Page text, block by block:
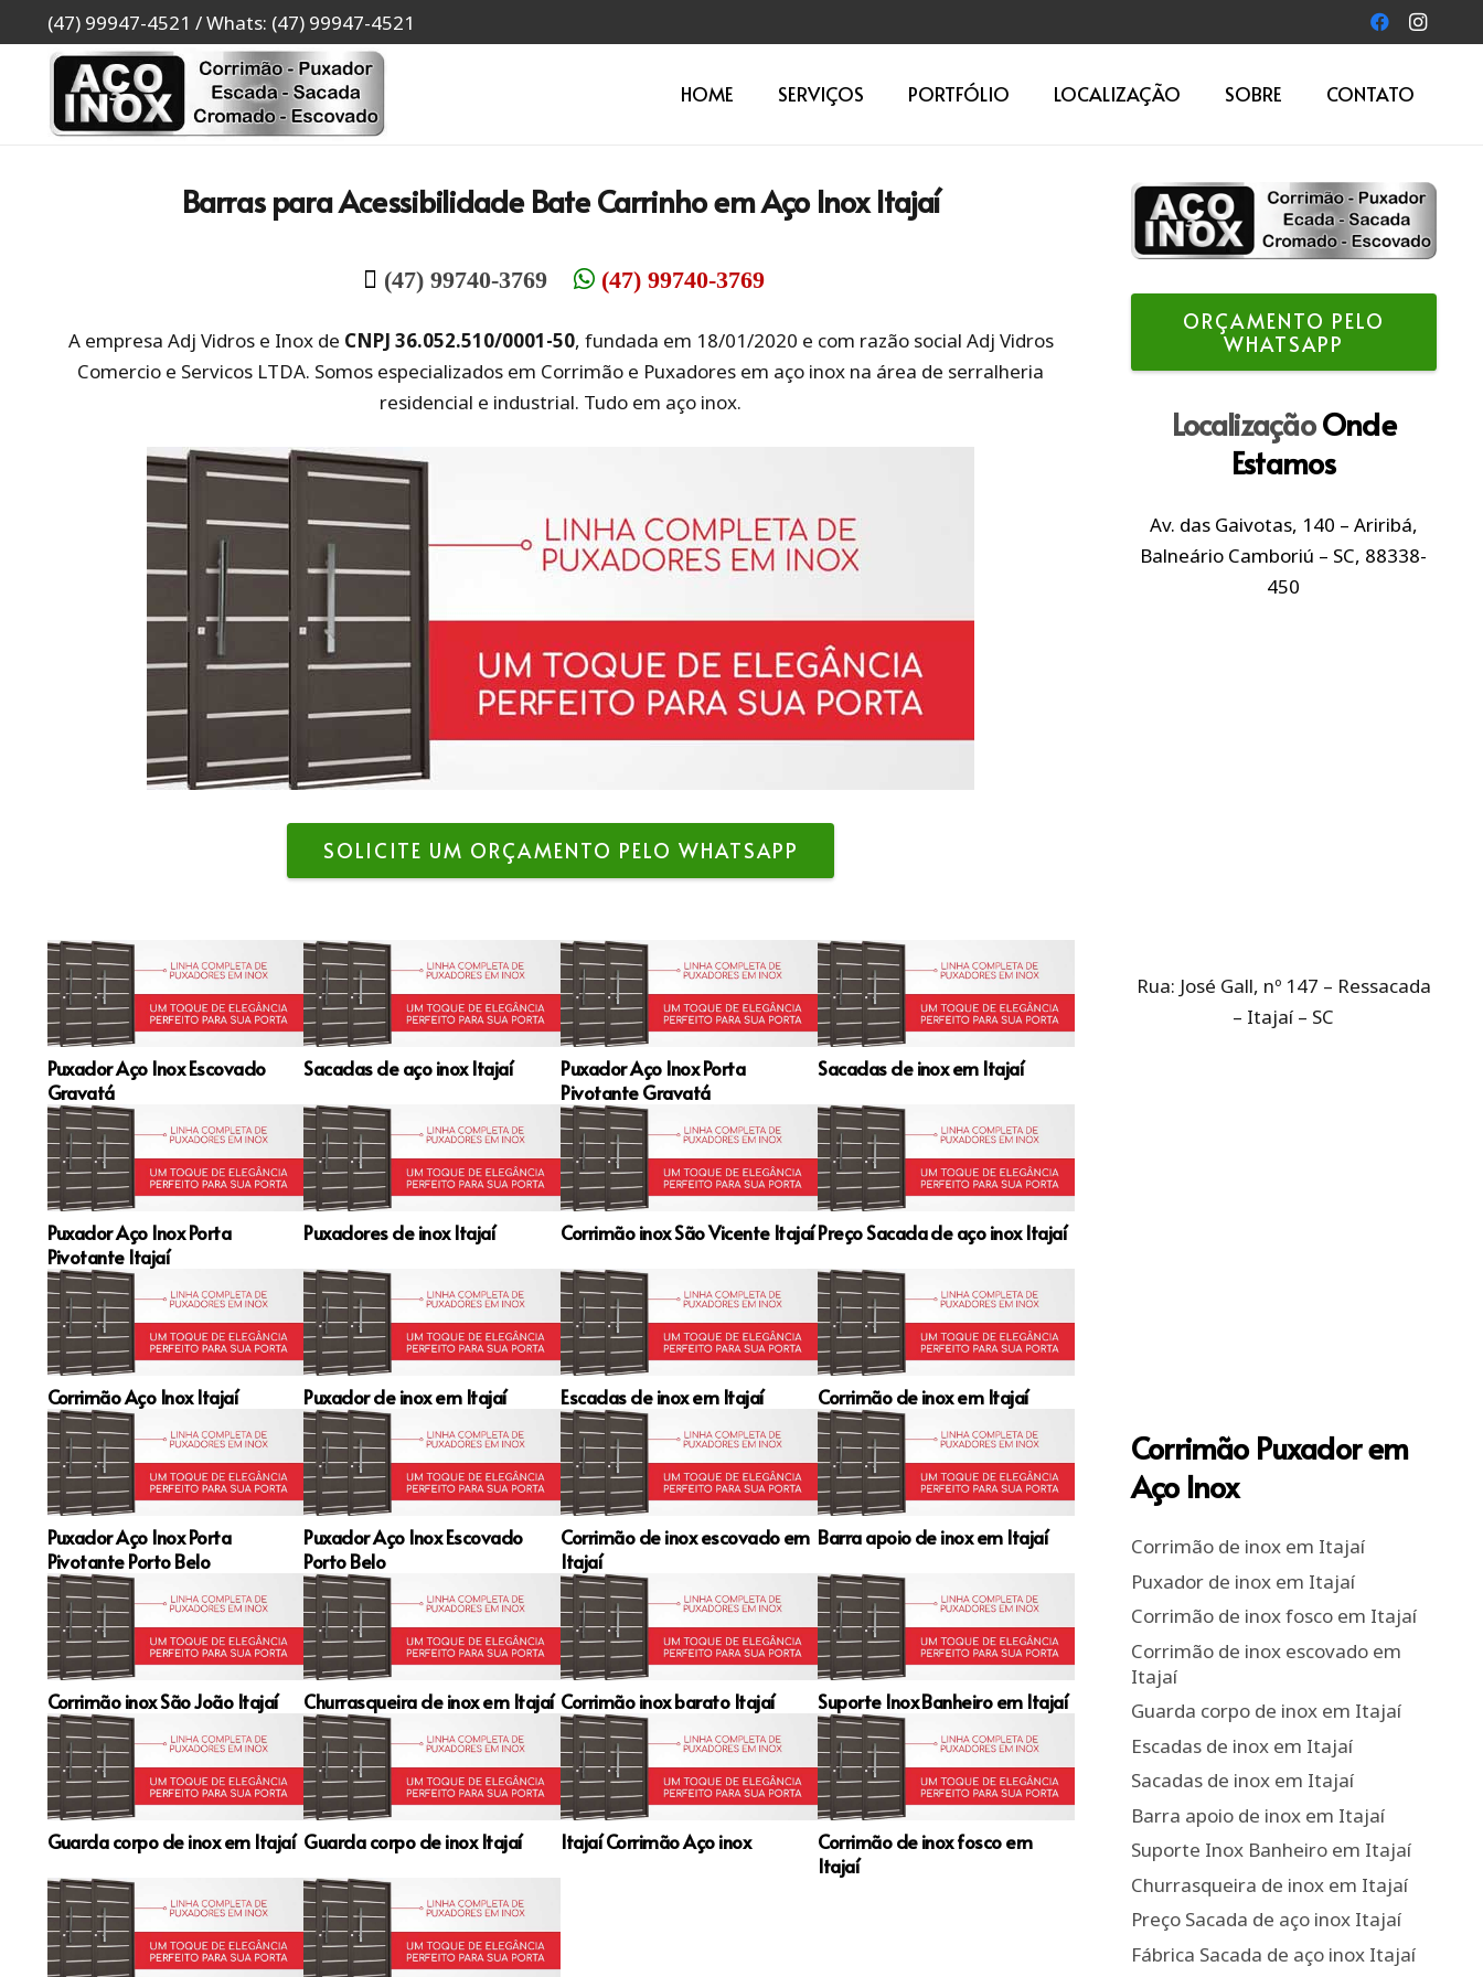
(47) 99947-4521 / Whats: (47) 99947-4521
HOME SERVIÇOS PORTFÓLIO LOCALIZAÇÃO SOBRE CONTATO
Barras para Acessibilidade Bate Carrinho em Aço Inox Itajaí
(47) 99740-3769 (47) 99740-3769
A empresa Adj Vidros e Inox de CNPJ 36.052.510/0001-50, fundada em 18/01/2020 e com razão social Adj Vidros
Comercio e Servicos LTDA. Somos especializados em Corrimão e Puxadores em aço inox na área de serralheria
residencial e industrial. Tudo em aço inox.
SOLICITE UM ORÇAMENTO PELO WHATSAPP
Puxador Aço Inox Escovado
Gravatá
Sacadas de aço inox Itajaí
Puxador Aço Inox Porta
Pivotante Gravatá
Sacadas de inox em Itajaí
Puxador Aço Inox Porta
Pivotante Itajaí
Puxadores de inox Itajaí Corrimão inox São Vicente ItajaíPreço Sacada de aço inox Itajaí
Corrimão Aço Inox Itajaí Puxador de inox em Itajaí Escadas de inox em Itajaí Corrimão de inox em Itajaí
Puxador Aço Inox Porta
Pivotante Porto Belo
Puxador Aço Inox Escovado
Porto Belo
Corrimão de inox escovado em
Itajaí
Barra apoio de inox em Itajaí
Corrimão inox São João Itajaí Churrasqueira de inox em Itajaí Corrimão inox barato Itajaí Suporte Inox Banheiro em Itajaí
Guarda corpo de inox em Itajaí Guarda corpo de inox Itajaí Itajaí Corrimão Aço inox
Corrimão de inox fosco em
Itajaí
ORÇAMENTO PELO
WHATSAPP
LocalizaçãoOnde
Estamos
Av. das Gaivotas, 140 – Ariribá,
Balneário Camboriú – SC, 88338-
450
Rua: José Gall, nº 147 – Ressacada
– Itajaí – SC
Corrimão Puxador em
Aço Inox
Corrimão de inox em Itajaí
Puxador de inox em Itajaí
Corrimão de inox fosco em Itajaí
Corrimão de inox escovado em
Itajaí
Guarda corpo de inox em Itajaí
Escadas de inox em Itajaí
Sacadas de inox em Itajaí
Barra apoio de inox em Itajaí
Suporte Inox Banheiro em Itajaí
Churrasqueira de inox em Itajaí
Preço Sacada de aço inox Itajaí
Fábrica Sacada de aço inox Itajaí